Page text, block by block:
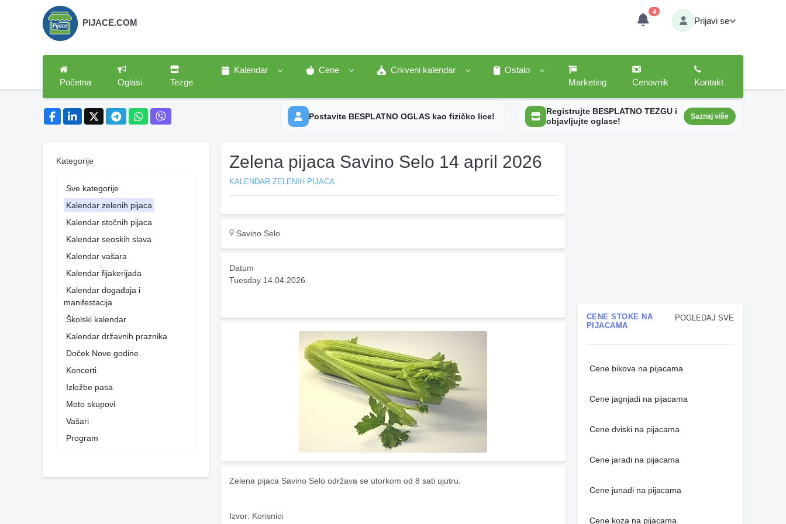
PIJACE.COM
4
Prijavi se
Početna Oglasi Tezge
Kalendar Cene Crkveni kalendar
Ostalo
Marketing
Cenovnik Kontakt
Postavite BESPLATNO OGLAS kao fizičko lice!
Registrujte BESPLATNO TEZGU i
objavljujte oglase!
Saznaj više
Kategorije
Sve kategorije
Kalendar zelenih pijaca
Kalendar stočnih pijaca
Kalendar seoskih slava
Kalendar vašara
Kalendar fijakerijada
Kalendar događaja i
manifestacija
Školski kalendar
Kalendar državnih praznika
Doček Nove godine
Koncerti
Izložbe pasa
Moto skupovi
Vašari
Program
Zelena pijaca Savino Selo 14 april 2026
KALENDAR ZELENIH PIJACA
Savino Selo
Datum
Tuesday 14.04.2026.
Zelena pijaca Savino Selo održava se utorkom od 8 sati ujutru.
Izvor: Korisnici
POGLEDAJ SVE
CENE STOKE NA
PIJACAMA
Cene bikova na pijacama
Cene jagnjadi na pijacama
Cene dviski na pijacama
Cene jaradi na pijacama
Cene junadi na pijacama
Cene koza na pijacama